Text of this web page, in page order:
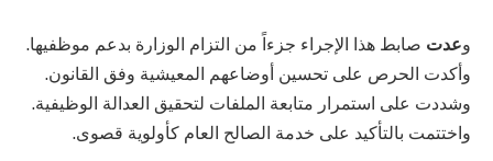
وعدت صابط هذا الإجراء جزءاً من التزام الوزارة بدعم موظفيها.
وأكدت الحرص على تحسين أوضاعهم المعيشية وفق القانون.
وشددت على استمرار متابعة الملفات لتحقيق العدالة الوظيفية.
واختتمت بالتأكيد على خدمة الصالح العام كأولوية قصوى.